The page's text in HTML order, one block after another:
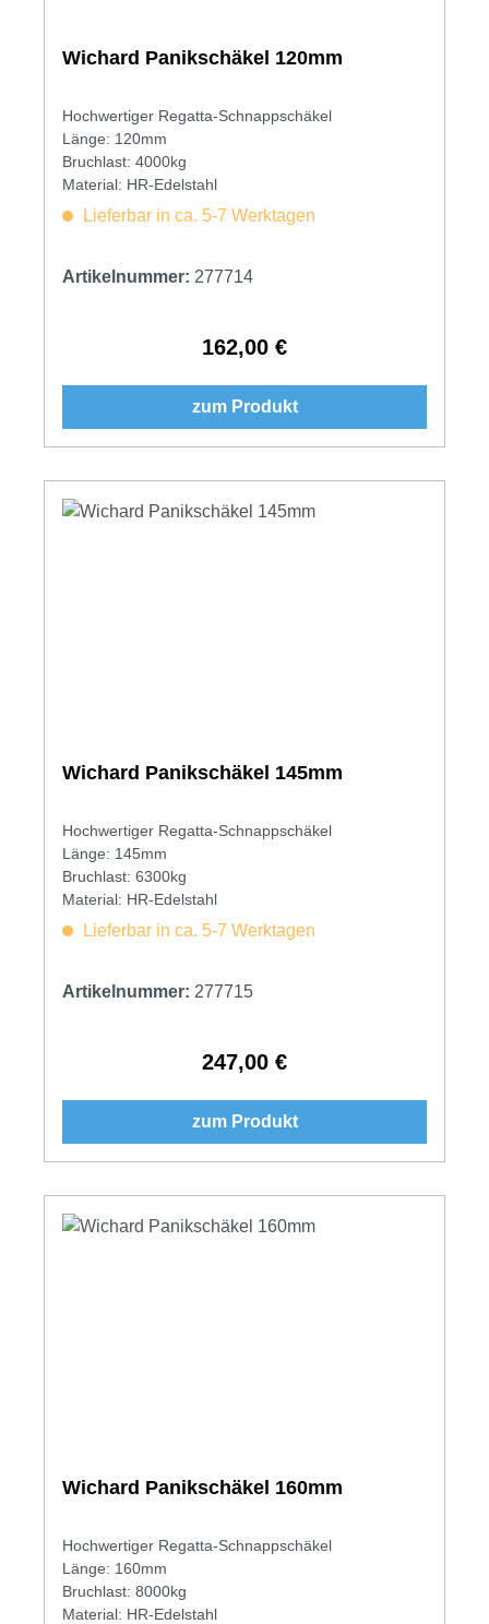
Wichard Panikschäkel 120mm
Hochwertiger Regatta-Schnappschäkel
Länge: 120mm
Bruchlast: 4000kg
Material: HR-Edelstahl
Lieferbar in ca. 5-7 Werktagen
Artikelnummer: 277714
Regulärer Preis:
162,00 €
zum Produkt
Wichard Panikschäkel 145mm
Hochwertiger Regatta-Schnappschäkel
Länge: 145mm
Bruchlast: 6300kg
Material: HR-Edelstahl
Lieferbar in ca. 5-7 Werktagen
Artikelnummer: 277715
Regulärer Preis:
247,00 €
zum Produkt
Wichard Panikschäkel 160mm
Hochwertiger Regatta-Schnappschäkel
Länge: 160mm
Bruchlast: 8000kg
Material: HR-Edelstahl